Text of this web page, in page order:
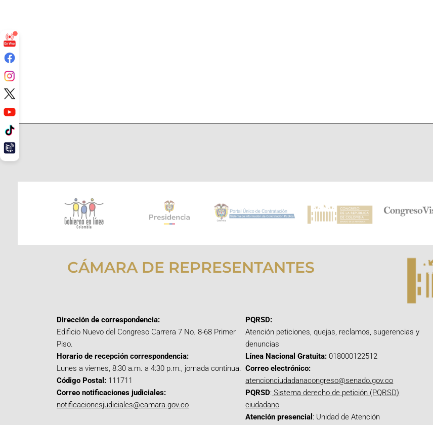
CÁMARA DE REPRESENTANTES
Dirección de correspondencia:
Edificio Nuevo del Congreso Carrera 7 No. 8-68 Primer
Piso.
Horario de recepción correspondencia:
Lunes a viernes, 8:30 a.m. a 4:30 p.m., jornada continua.
Código Postal: 111711
Correo notificaciones judiciales:
notificacionesjudiciales@camara.gov.co
PQRSD:
Atención peticiones, quejas, reclamos, sugerencias y
denuncias
Línea Nacional Gratuita: 018000122512
Correo electrónico:
atencionciudadanacongreso@senado.gov.co
PQRSD: Sistema derecho de petición (PQRSD)
ciudadano
Atención presencial : Unidad de Atención